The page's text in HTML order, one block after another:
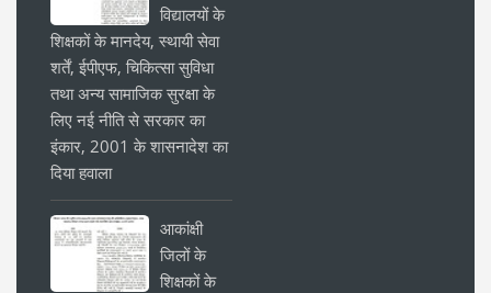
विद्यालयों के
शिक्षकों के मानदेय, स्थायी सेवा
शर्तें, ईपीएफ, चिकित्सा सुविधा
तथा अन्य सामाजिक सुरक्षा के
लिए नई नीति से सरकार का
इंकार, 2001 के शासनादेश का
दिया हवाला
आकांक्षी
जिलों के
शिक्षकों के